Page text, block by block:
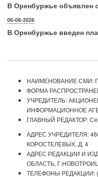
В Оренбуржье объявлен
06-08-2026
В Оренбуржье введен
НАИМЕНОВАНИЕ СМИ:
ФОРМА
УЧРЕДИТЕЛЬ:
ИНФОРМАЦИОННОЕ
ГЛАВНЫЙ РЕДАКТОР:
АДРЕС УЧРЕДИТЕЛЯ:
КОРОСТЕЛЕВЫХ, Д. 4
АДРЕС РЕДАКЦИИ И
ОБЛАСТЬ,
ТЕЛЕФОНЫ РЕДАКЦИИ: